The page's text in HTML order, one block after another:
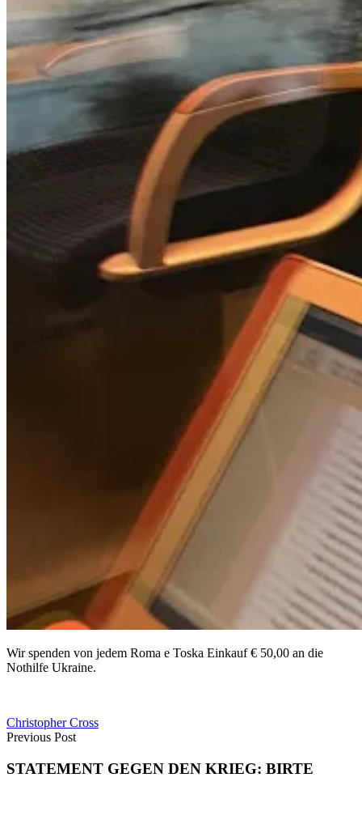
Wir spenden von jedem Roma e Toska Einkauf € 50,00 an die
Nothilfe Ukraine.
Christopher Cross
Previous Post
STATEMENT GEGEN DEN KRIEG: BIRTE